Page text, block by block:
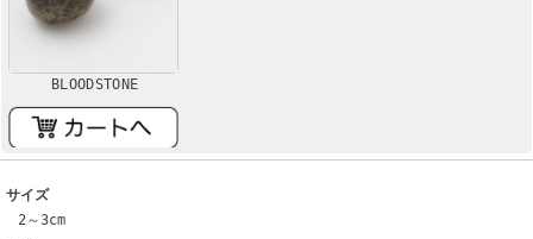
BLOODSTONE
サイズ
2～3cm